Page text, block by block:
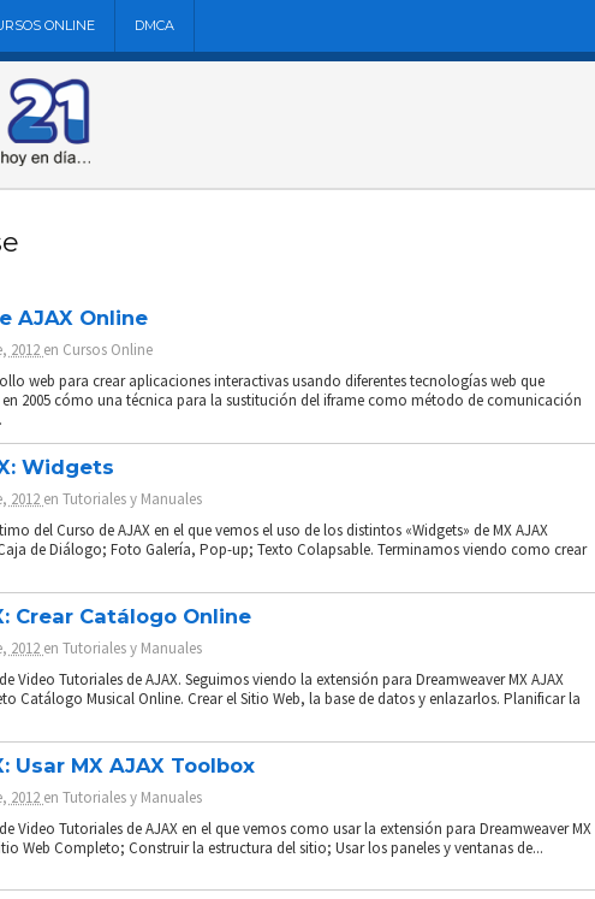
ONLINE DMCA
AJAX Online
2012 en Cursos Online
web para crear aplicaciones interactivas usando diferentes tecnologías web que
2005 cómo una técnica para la sustitución del iframe como método de comunicación
Widgets
2012 en Tutoriales y Manuales
del Curso de AJAX en el que vemos el uso de los distintos «Widgets» de MX AJAX
de Diálogo; Foto Galería, Pop-up; Texto Colapsable. Terminamos viendo como crear
Crear Catálogo Online
2012 en Tutoriales y Manuales
Video Tutoriales de AJAX. Seguimos viendo la extensión para Dreamweaver MX AJAX
Catálogo Musical Online. Crear el Sitio Web, la base de datos y enlazarlos. Planificar la
Usar MX AJAX Toolbox
2012 en Tutoriales y Manuales
Video Tutoriales de AJAX en el que vemos como usar la extensión para Dreamweaver MX
Web Completo; Construir la estructura del sitio; Usar los paneles y ventanas de...